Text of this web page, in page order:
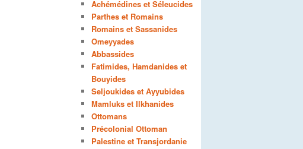
Achémédines et Séleucides
Parthes et Romains
Romains et Sassanides
Omeyyades
Abbassides
Fatimides, Hamdanides et
Bouyides
Seljoukides et Ayyubides
Mamluks et Ilkhanides
Ottomans
Précolonial Ottoman
Palestine et Transjordanie